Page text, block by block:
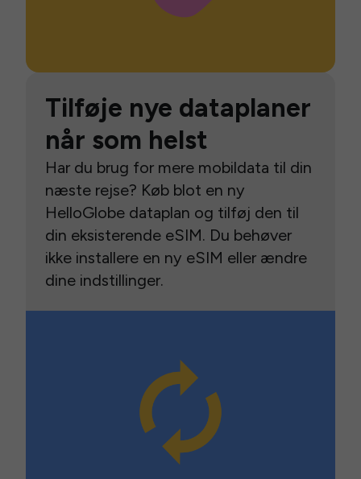
Tilføje nye dataplaner
når som helst
Har du brug for mere mobildata til din
næste rejse? Køb blot en ny
HelloGlobe dataplan og tilføj den til
din eksisterende eSIM. Du behøver
ikke installere en ny eSIM eller ændre
dine indstillinger.